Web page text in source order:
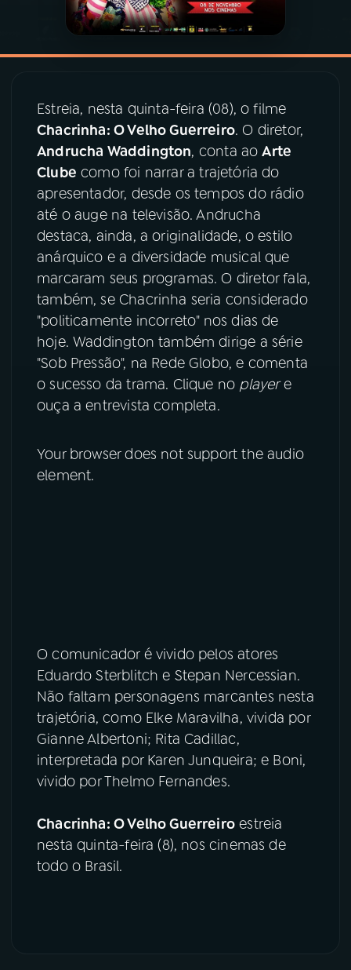
07ÚLTIMAS
08PRÊMIO RÁDIO MEC
ACOMPANHE A RÁDIO MEC
YouTube Facebook
Instagram X
TikTok
Estreia, nesta quinta-feira (08), o filme
Chacrinha: O Velho Guerreiro. O diretor,
Andrucha Waddington, conta aoArte
Clube como foi narrar a trajetória do
apresentador, desde os tempos do rádio
até o auge na televisão. Andrucha
destaca, ainda, a originalidade, o estilo
anárquico e a diversidade musical que
marcaram seus programas. O diretor fala,
também, se Chacrinha seria considerado
"politicamente incorreto" nos dias de
hoje. Waddington também dirige a série
"Sob Pressão", na Rede Globo, e comenta
o sucesso da trama. Clique no playere
ouça a entrevista completa.
Your browser does not support the audio
element.
O comunicador é vivido pelos atores
Eduardo Sterblitch e Stepan Nercessian.
Não faltam personagens marcantes nesta
trajetória, como Elke Maravilha, vivida por
Gianne Albertoni; Rita Cadillac,
interpretada por Karen Junqueira; e Boni,
vivido por Thelmo Fernandes.
Chacrinha: O Velho Guerreiro estreia
nesta quinta-feira (8), nos cinemas de
todo o Brasil.